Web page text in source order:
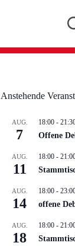
Anstehende
AUG.
7
18:00 -
Offene
AUG.
11
18:00 -
AUG.
14
18:00 -
offene
AUG.
18
18:00 -